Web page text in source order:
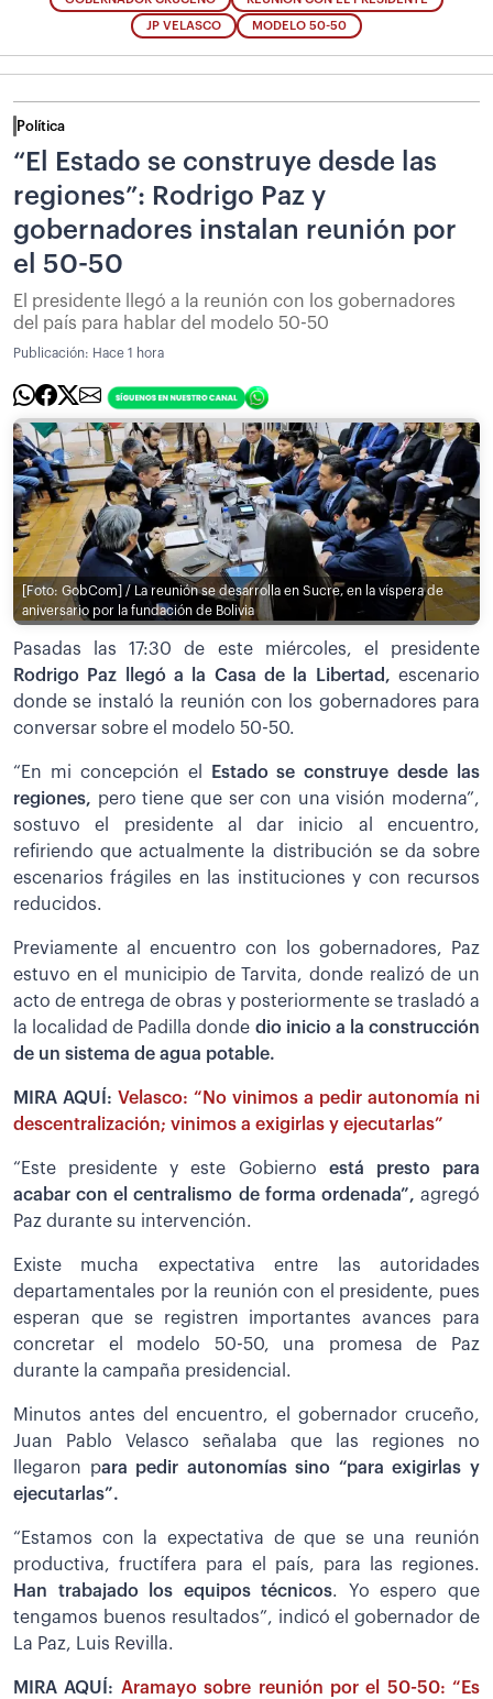
JP VELASCO MODELO 50-50
Política
“El Estado se construye desde las
regiones”: Rodrigo Paz y
gobernadores instalan reunión por
el 50-50
El presidente llegó a la reunión con los gobernadores
del país para hablar del modelo 50-50
Publicación: Hace 1 hora
[Foto: GobCom] / La reunión se desarrolla en Sucre, en la víspera de
aniversario por la fundación de Bolivia
Pasadas las 17:30 de este miércoles, el presidente
Rodrigo Paz llegó a la Casa de la Libertad, escenario
donde se instaló la reunión con los gobernadores para
conversar sobre el modelo 50-50.
“En mi concepción el
Estado se construye desde las
regiones, pero tiene que ser con una visión moderna”,
sostuvo el presidente al dar inicio al encuentro,
refiriendo que actualmente la distribución se da sobre
escenarios frágiles en las instituciones y con recursos
reducidos.
Previamente al encuentro con los gobernadores, Paz
estuvo en el municipio de Tarvita, donde realizó de un
acto de entrega de obras y posteriormente se trasladó a
la localidad de Padilla donde dio inicio a la construcción
de un sistema de agua potable.
MIRA AQUÍ: Velasco: “No vinimos a pedir autonomía ni
descentralización; vinimos a exigirlas y ejecutarlas”
“Este presidente y este Gobierno está presto para
acabar con el centralismo de forma ordenada”, agregó
Paz durante su intervención.
Existe mucha expectativa entre las autoridades
departamentales por la reunión con el presidente, pues
esperan que se registren importantes avances para
concretar el modelo 50-50, una promesa de Paz
durante la campaña presidencial.
Minutos antes del encuentro, el gobernador cruceño,
Juan Pablo Velasco señalaba que las regiones no
llegaron para pedir autonomías sino “para exigirlas y
ejecutarlas”.
“Estamos con la expectativa de que se una reunión
productiva, fructífera para el país, para las regiones.
Han trabajado los equipos técnicos. Yo espero que
tengamos buenos resultados”, indicó el gobernador de
La Paz, Luis Revilla.
MIRA AQUÍ: Aramayo sobre reunión por el 50-50: “Es